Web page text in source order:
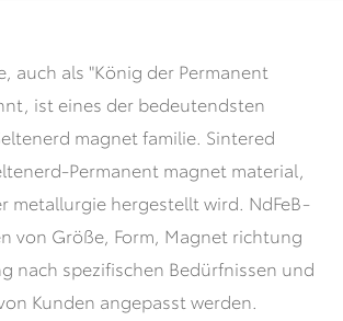
auch als "König der Permanent
ist eines der bedeutendsten
magnet familie. Sintered
Permanent magnet material,
metallurgie hergestellt wird. NdFeB-
von Größe, Form, Magnet richtung
nach spezifischen Bedürfnissen und
Kunden angepasst werden.